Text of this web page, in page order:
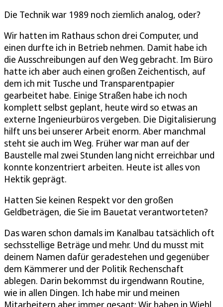
Die Technik war 1989 noch ziemlich analog, oder?
Wir hatten im Rathaus schon drei Computer, und
einen durfte ich in Betrieb nehmen. Damit habe ich
die Ausschreibungen auf den Weg gebracht. Im Büro
hatte ich aber auch einen großen Zeichentisch, auf
dem ich mit Tusche und Transparentpapier
gearbeitet habe. Einige Straßen habe ich noch
komplett selbst geplant, heute wird so etwas an
externe Ingenieurbüros vergeben. Die Digitalisierung
hilft uns bei unserer Arbeit enorm. Aber manchmal
steht sie auch im Weg. Früher war man auf der
Baustelle mal zwei Stunden lang nicht erreichbar und
konnte konzentriert arbeiten. Heute ist alles von
Hektik geprägt.
Hatten Sie keinen Respekt vor den großen
Geldbeträgen, die Sie im Bauetat verantworteten?
Das waren schon damals im Kanalbau tatsächlich oft
sechsstellige Beträge und mehr. Und du musst mit
deinem Namen dafür geradestehen und gegenüber
dem Kämmerer und der Politik Rechenschaft
ablegen. Darin bekommst du irgendwann Routine,
wie in allen Dingen. Ich habe mir und meinen
Mitarbeitern aber immer gesagt: Wir haben in Wiehl